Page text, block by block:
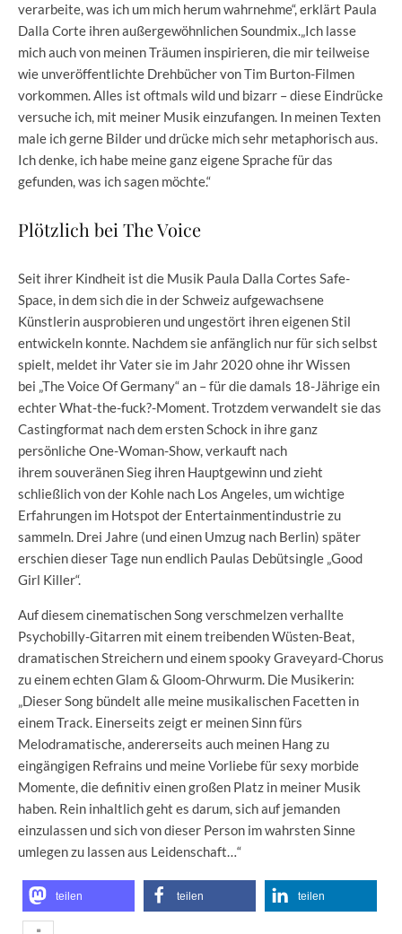
verarbeite, was ich um mich herum wahrnehme“, erklärt Paula
Dalla Corte ihren außergewöhnlichen Soundmix.„Ich lasse
mich auch von meinen Träumen inspirieren, die mir teilweise
wie unveröffentlichte Drehbücher von Tim Burton-Filmen
vorkommen. Alles ist oftmals wild und bizarr – diese Eindrücke
versuche ich, mit meiner Musik einzufangen. In meinen Texten
male ich gerne Bilder und drücke mich sehr metaphorisch aus.
Ich denke, ich habe meine ganz eigene Sprache für das
gefunden, was ich sagen möchte.“
Plötzlich bei The Voice
Seit ihrer Kindheit ist die Musik Paula Dalla Cortes Safe-
Space, in dem sich die in der Schweiz aufgewachsene
Künstlerin ausprobieren und ungestört ihren eigenen Stil
entwickeln konnte. Nachdem sie anfänglich nur für sich selbst
spielt, meldet ihr Vater sie im Jahr 2020 ohne ihr Wissen
bei „The Voice Of Germany“ an – für die damals 18-Jährige ein
echter What-the-fuck?-Moment. Trotzdem verwandelt sie das
Castingformat nach dem ersten Schock in ihre ganz
persönliche One-Woman-Show, verkauft nach
ihrem souveränen Sieg ihren Hauptgewinn und zieht
schließlich von der Kohle nach Los Angeles, um wichtige
Erfahrungen im Hotspot der Entertainmentindustrie zu
sammeln. Drei Jahre (und einen Umzug nach Berlin) später
erschien dieser Tage nun endlich Paulas Debütsingle „Good
Girl Killer“.
Auf diesem cinematischen Song verschmelzen verhallte
Psychobilly-Gitarren mit einem treibenden Wüsten-Beat,
dramatischen Streichern und einem spooky Graveyard-Chorus
zu einem echten Glam & Gloom-Ohrwurm. Die Musikerin:
„Dieser Song bündelt alle meine musikalischen Facetten in
einem Track. Einerseits zeigt er meinen Sinn fürs
Melodramatische, andererseits auch meinen Hang zu
eingängigen Refrains und meine Vorliebe für sexy morbide
Momente, die definitiv einen großen Platz in meiner Musik
haben. Rein inhaltlich geht es darum, sich auf jemanden
einzulassen und sich von dieser Person im wahrsten Sinne
umlegen zu lassen aus Leidenschaft…“
teilen teilen teilen